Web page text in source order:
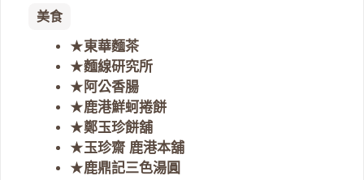
美食
★東華麵茶
★麵線研究所
★ 阿公香腸
★鹿港鮮蚵捲餅
★鄭玉珍餅舖
★玉珍齋 鹿港本舖
★鹿鼎記三色湯圓